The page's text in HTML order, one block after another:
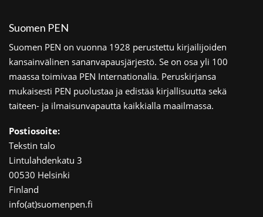
Suomen PEN
Suomen PEN on vuonna 1928 perustettu kirjailijoiden
kansainvälinen sananvapausjärjestö. Se on osa yli 100
maassa toimivaa PEN Internationalia. Peruskirjansa
mukaisesti PEN puolustaa ja edistää kirjallisuutta sekä
taiteen- ja ilmaisunvapautta kaikkialla maailmassa.
Postiosoite:
Tekstin talo
Lintulahdenkatu 3
00530 Helsinki
Finland
info(at)suomenpen.fi